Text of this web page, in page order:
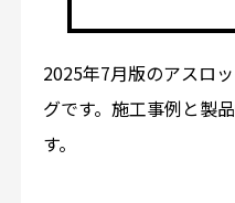
2025年7月版のアスロ
グです。施工事例と製
す。